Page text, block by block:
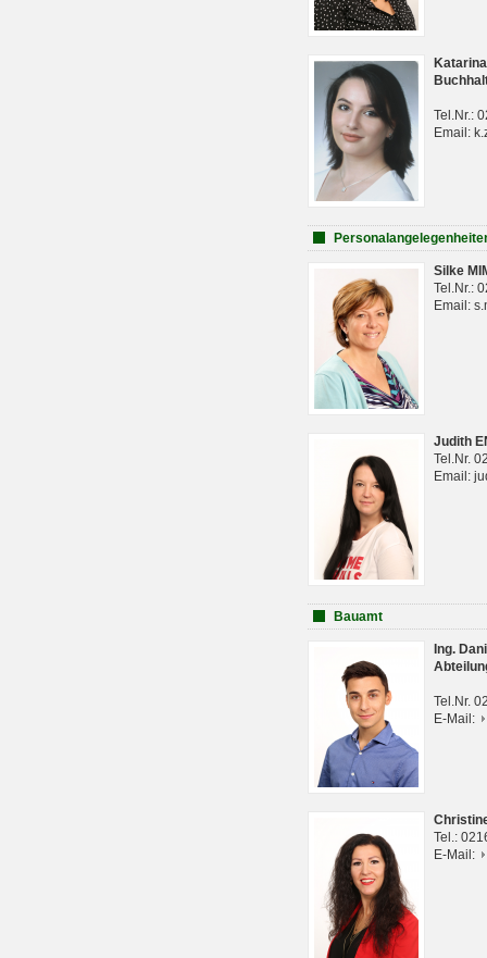
Tel.Nr.:
Email:
Silke
Tel.Nr.:
Email:
Judith
Tel.Nr.
Email:
Bauamt
Ing.
Tel.Nr.
E-Mail:
Tel.:
E-Mail: